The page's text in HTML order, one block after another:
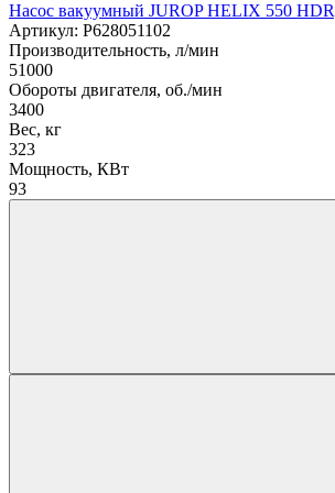
Насос вакуумный JUROP HELIX 550
Артикул: P628051102
Производительность, л/мин
51000
Обороты двигателя, об./мин
3400
Вес, кг
323
Мощность, КВт
93